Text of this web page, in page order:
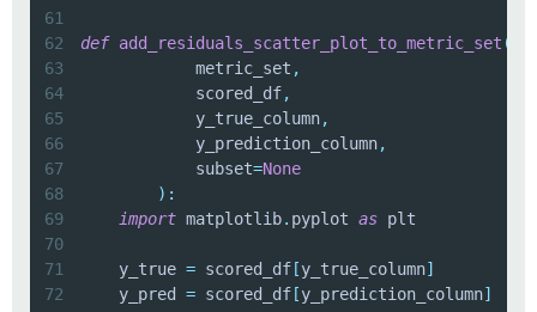
61
62
def add_residuals_scatter_plot_to_metric_set (
63
            metric_set
,
64
            scored_df
,
65
            y_true_column
,
66
            y_prediction_column
,
67
            subset
=None
68
) :
69
import matplotlib. pyplot as
70
71
    y_true
= scored_df [y_true_column]
72
    y_pred
= scored_df [y_prediction_column]